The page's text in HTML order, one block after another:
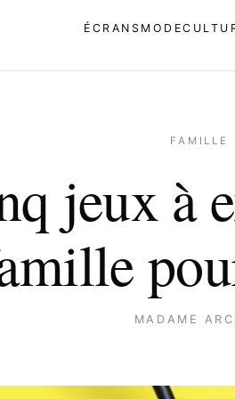
ÉCRANS MODE
FAMILLE
jeux à
MADAME